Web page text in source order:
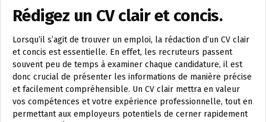
Rédigez un CV clair et concis.
Lorsqu’il s’agit de trouver un emploi, la rédaction d’un CV clair
et concis est essentielle. En effet, les recruteurs passent
souvent peu de temps à examiner chaque candidature, il est
donc crucial de présenter les informations de manière précise
et facilement compréhensible. Un CV clair mettra en valeur
vos compétences et votre expérience professionnelle, tout en
permettant aux employeurs potentiels de cerner rapidement